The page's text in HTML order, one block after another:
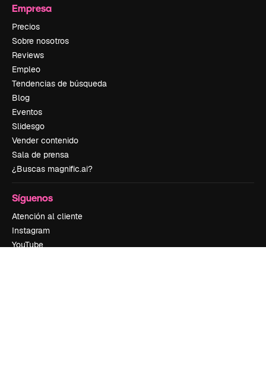
Empresa
Precios
Sobre nosotros
Reviews
Empleo
Tendencias de búsqueda
Blog
Eventos
Slidesgo
Vender contenido
Sala de prensa
¿Buscas magnific.ai?
Síguenos
Atención al cliente
Instagram
YouTube